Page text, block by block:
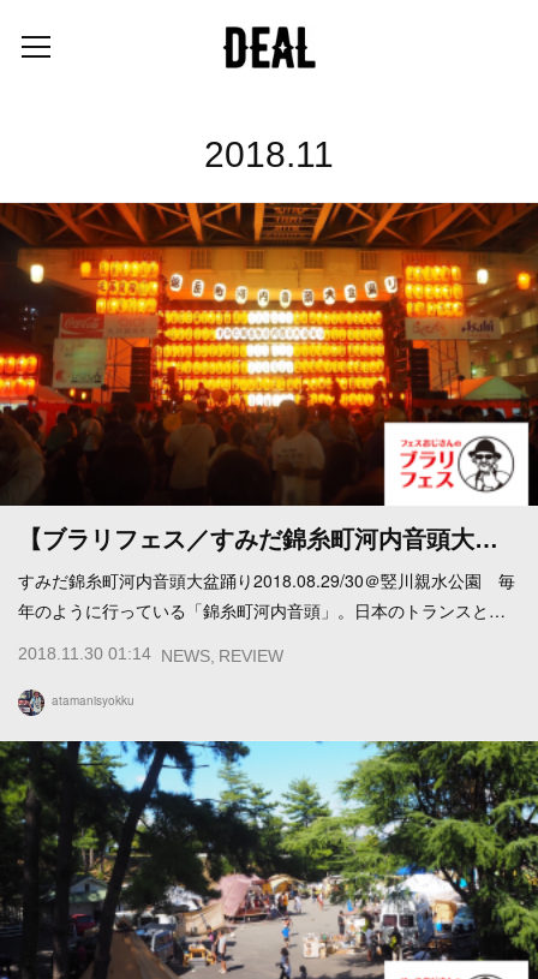
2018.11
【ブラリフェス／すみだ錦糸町河内音頭大…
すみだ錦糸町河内音頭大盆踊り2018.08.29/30＠竪川親水公園 毎
年のように行っている「錦糸町河内音頭」。日本のトランスと…
2018.11.30 01:14 NEWS REVIEW
atamanisyokku